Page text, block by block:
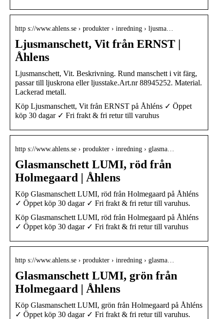
http s://www.ahlens.se › produkter › inredning › ljusma…
Ljusmanschett, Vit från ERNST |
Åhlens
Ljusmanschett, Vit. Beskrivning. Rund manschett i vit färg,
passar till ljuskrona eller ljusstake.Art.nr 88945252. Material.
Lackerad metall.
Köp Ljusmanschett, Vit från ERNST på Åhléns ✓ Öppet
köp 30 dagar ✓ Fri frakt & fri retur till varuhus
http s://www.ahlens.se › produkter › inredning › glasma…
Glasmanschett LUMI, röd från
Holmegaard | Åhlens
Köp Glasmanschett LUMI, röd från Holmegaard på Åhléns
✓ Öppet köp 30 dagar ✓ Fri frakt & fri retur till varuhus.
Köp Glasmanschett LUMI, röd från Holmegaard på Åhléns
✓ Öppet köp 30 dagar ✓ Fri frakt & fri retur till varuhus
http s://www.ahlens.se › produkter › inredning › glasma…
Glasmanschett LUMI, grön från
Holmegaard | Åhlens
Köp Glasmanschett LUMI, grön från Holmegaard på Åhléns
✓ Öppet köp 30 dagar ✓ Fri frakt & fri retur till varuhus.